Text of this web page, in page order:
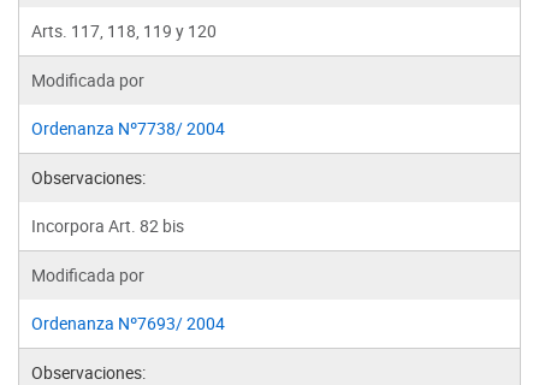
Arts. 117, 118, 119 y 120
Modificada por
Ordenanza Nº7738/ 2004
Observaciones:
Incorpora Art. 82 bis
Modificada por
Ordenanza Nº7693/ 2004
Observaciones: